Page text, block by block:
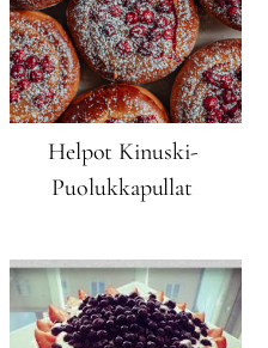
Helpot Kinuski-
Puolukkapullat